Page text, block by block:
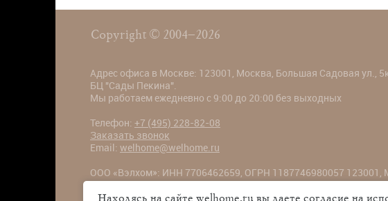
Copyright © 2004–2026
Адрес офиса в Москве: 123001, Москва, Большая Садовая ул.,
БЦ "Сады Пекина".
Мы работаем ежедневно с 9:00 до 20:00 без выходных
Телефон: +7 (495) 228-82-08
Заказать звонок
Email: welhome@welhome.ru
ООО «Вэлхом»: ИНН 7706462659, ОГРН 1187746980057 123001,